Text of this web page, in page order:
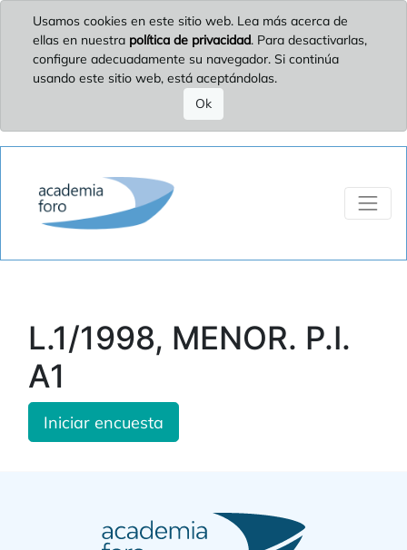
Usamos cookies en este sitio web. Lea más acerca de
ellas en nuestra política de privacidad. Para desactivarlas,
configure adecuadamente su navegador. Si continúa
usando este sitio web, está aceptándolas.
Ok
L.1/1998, MENOR. P.I.
A1
Iniciar encuesta